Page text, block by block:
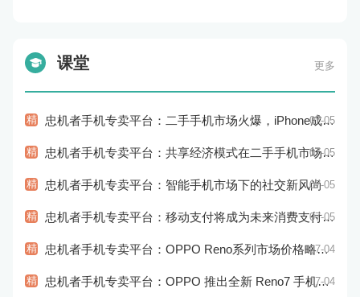
课堂 更多
精 忠机者手机专卖平台：二手手机市场火爆，iPhone成为最受欢迎的品牌07-05
精 忠机者手机专卖平台：共享经济模式在二手手机市场的应用和探索07-05
精 忠机者手机专卖平台：智能手机市场下的社交新风尚07-05
精 忠机者手机专卖平台：移动支付将成为未来消费支付的主流方式07-05
精 忠机者手机专卖平台：OPPO Reno系列市场价格略有回升07-04
精 忠机者手机专卖平台：OPPO 推出全新 Reno7 手机，搭载高端配置07-04